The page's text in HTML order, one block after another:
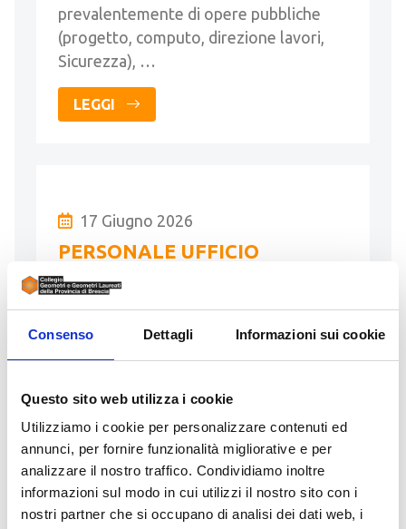
Consenso Dettagli Informazioni sui cookie
Questo sito web utilizza i cookie
Utilizziamo i cookie per personalizzare contenuti ed
annunci, per fornire funzionalità migliorative e per
analizzare il nostro traffico. Condividiamo inoltre
informazioni sul modo in cui utilizzi il nostro sito con i
nostri partner che si occupano di analisi dei dati web, i
prevalentemente di opere pubbliche
(progetto, computo, direzione lavori,
Sicurezza), …
LEGGI
17 Giugno 2026
PERSONALE UFFICIO
Inserito da RANGHETTI ART PROGET
SRL
contatti:
info@ranghettiartproget.it
Proget Srl amplia il proprio organico e
ricerca una persona da inserire in ufficio.
Per conoscere tutti i dettagli della …
LEGGI